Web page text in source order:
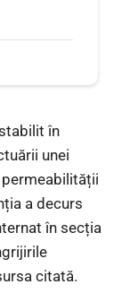
în
unei
a decurs
în secția
citată.